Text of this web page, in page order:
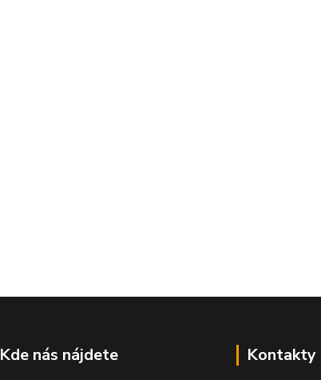
Kde nás nájdete Kontakty